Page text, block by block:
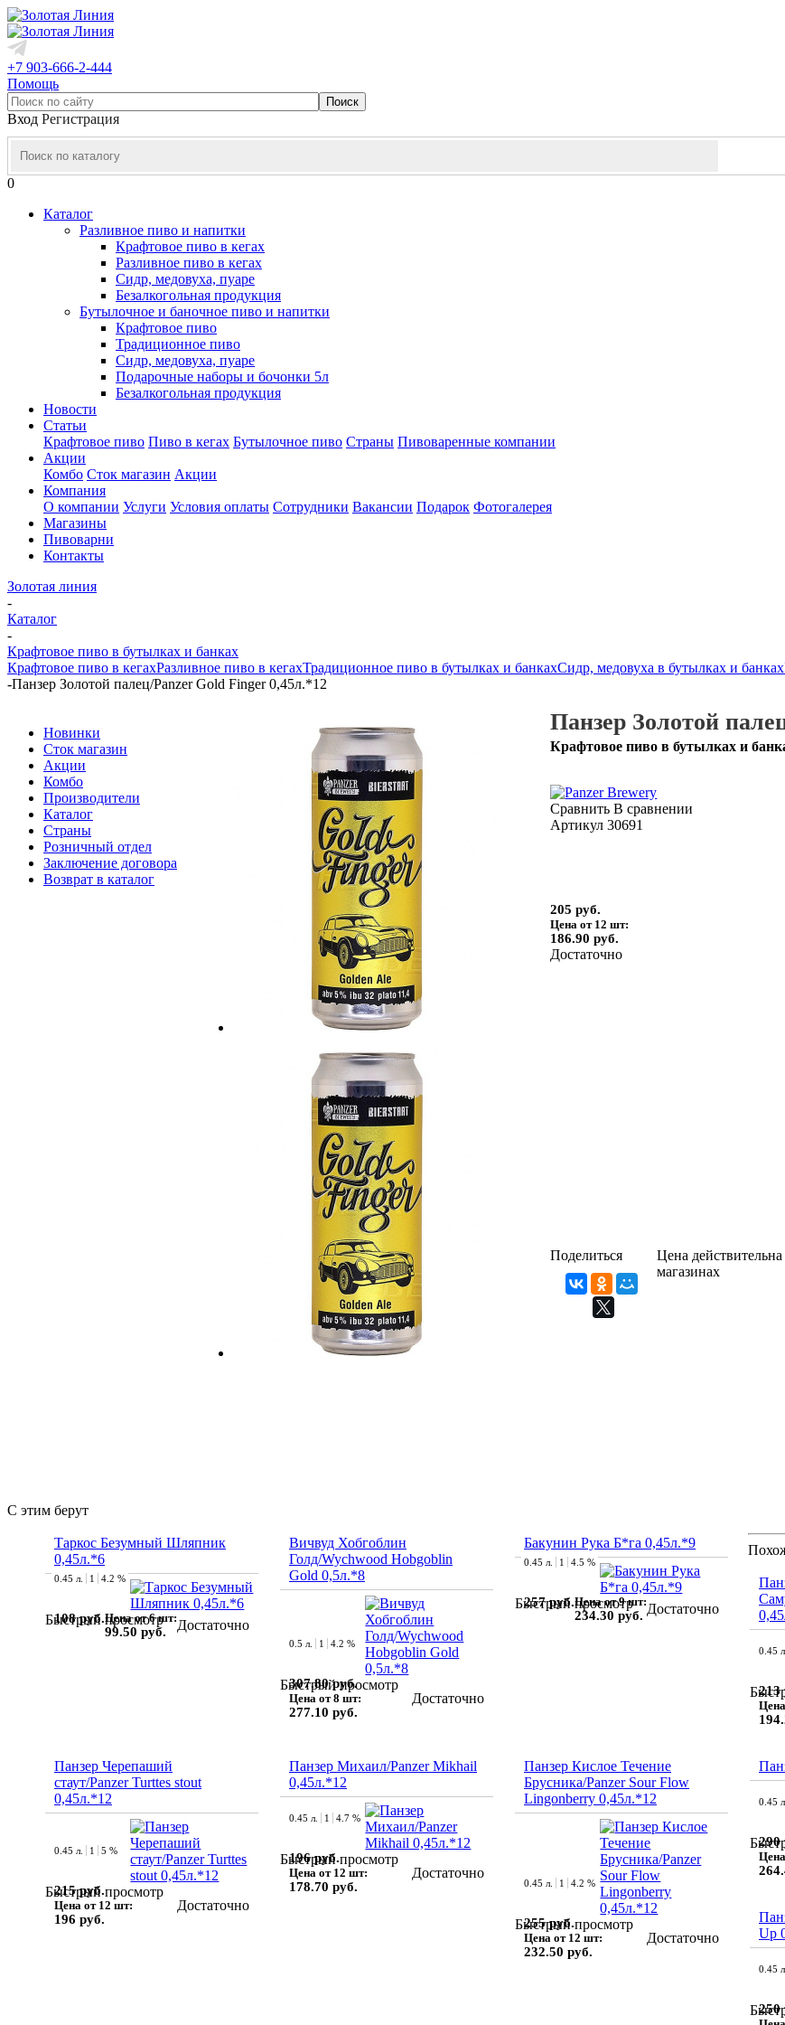
+7 903-666-2-444
Помощь
Вход Регистрация
0
Каталог
Разливное пиво и напитки
Крафтовое пиво в кегах
Разливное пиво в кегах
Сидр, медовуха, пуаре
Безалкогольная продукция
Бутылочное и баночное пиво и напитки
Крафтовое пиво
Традиционное пиво
Сидр, медовуха, пуаре
Подарочные наборы и бочонки 5л
Безалкогольная продукция
Новости
Статьи
Крафтовое пиво Пиво в кегах Бутылочное пиво Страны Пивоваренные компании
Акции
Комбо Сток магазин Акции
Компания
О компании Услуги Условия оплаты Сотрудники Вакансии Подарок Фотогалерея
Магазины
Пивоварни
Контакты
Золотая линия
-
Каталог
-
Крафтовое пиво в бутылках и банках
Крафтовое пиво в кегахРазливное пиво в кегахТрадиционное пиво в бутылках и банкахСидр, медовуха в бутылках и банках
-Панзер Золотой палец/Panzer Gold Finger 0,45л.*12
Новинки
Сток магазин
Акции
Комбо
Производители
Каталог
Страны
Розничный отдел
Заключение договора
Возврат в каталог
Панзер Золотой
Крафтовое пиво в бутылках и
Сравнить В сравнении
Артикул 30691
205 руб.
Цена от 12 шт:
186.90 руб.
Достаточно
Поделиться
Цена
магазинах
С этим берут
Таркос Безумный Шляпник
0,45л.*6
Быстрый просмотр
0.45 л. 1 4.2 %
108 руб.Цена от 6 шт:
99.50 руб. Достаточно
Вичвуд Хобгоблин
Голд/Wychwood Hobgoblin
Gold 0,5л.*8
Быстрый просмотр
0.5 л. 1 4.2 %
307.80 руб.
Цена от 8 шт:
277.10 руб.
Достаточно
Бакунин Рука Б*га 0,45л.*9
Быстрый просмотр
0.45 л. 1 4.5 %
257 руб.Цена от 9 шт:
234.30 руб. Достаточно
0.45 л.
213
Панзер Черепаший
стаут/Panzer Turttes stout
0,45л.*12
Быстрый просмотр
0.45 л. 1 5 %
215 руб.
Цена от 12 шт:
196 руб.
Достаточно
Панзер Михаил/Panzer Mikhail
0,45л.*12
Быстрый просмотр
0.45 л. 1 4.7 %
196 руб.
Цена от 12 шт:
178.70 руб.
Достаточно
Панзер Кислое Течение
Брусника/Panzer Sour Flow
Lingonberry 0,45л.*12
Быстрый просмотр
0.45 л. 1 4.2 %
255 руб.
Цена от 12 шт:
232.50 руб.
Достаточно
0.45 л.
290
Up
0.45 л.
250